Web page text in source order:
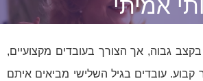
אמיתי
גבוה, אך הצורך בעובדים מקצועיים,
קבוע. עובדים בגיל השלישי מביאים איתם